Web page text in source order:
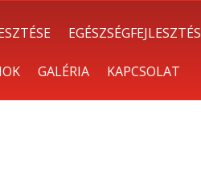
EGÉSZSÉGFEJLESZTÉS
GALÉRIA KAPCSOLAT